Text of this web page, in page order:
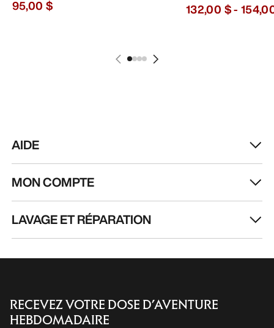
95,00 $
132,00 $-
AIDE
MON COMPTE
LAVAGE ET RÉPARATION
RECEVEZ VOTRE DOSE D’AVENTURE
HEBDOMADAIRE